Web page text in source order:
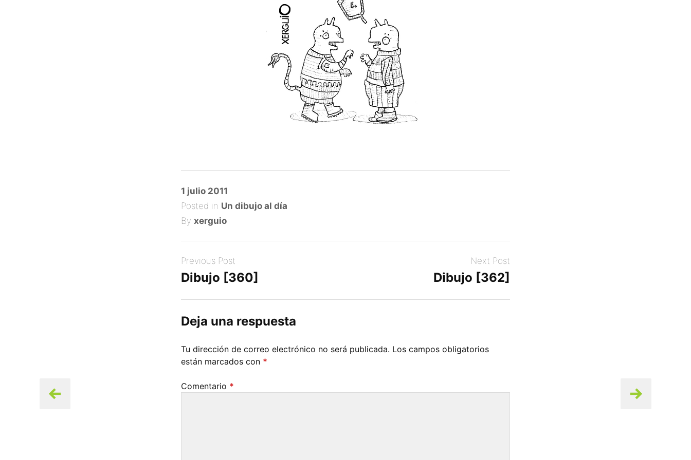
Posted
on
1 julio 2011
Posted in Un dibujo al día
By xerguio
Previous Post
Dibujo [360]
Next Post
Dibujo [362]
Deja una respuesta
Tu dirección de correo electrónico no será publicada. Los campos obligatorios
están marcados con *
Comentario *